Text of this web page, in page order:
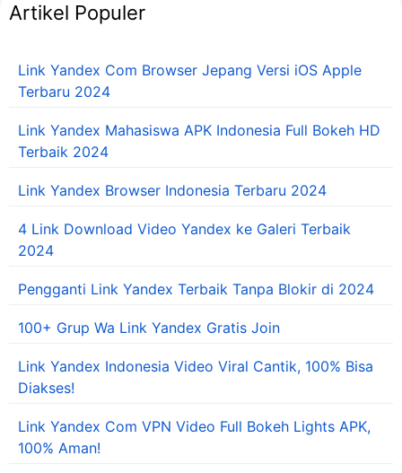
Artikel Populer
Link Yandex Com Browser Jepang Versi iOS Apple
Terbaru 2024
Link Yandex Mahasiswa APK Indonesia Full Bokeh HD
Terbaik 2024
Link Yandex Browser Indonesia Terbaru 2024
4 Link Download Video Yandex ke Galeri Terbaik
2024
Pengganti Link Yandex Terbaik Tanpa Blokir di 2024
100+ Grup Wa Link Yandex Gratis Join
Link Yandex Indonesia Video Viral Cantik, 100% Bisa
Diakses!
Link Yandex Com VPN Video Full Bokeh Lights APK,
100% Aman!